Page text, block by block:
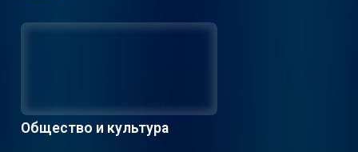
Общество и культура